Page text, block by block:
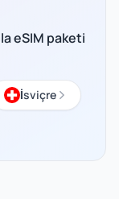
eSIM paketi
İsviçre